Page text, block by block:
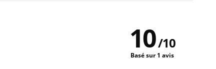
10/10
Basé sur 1 avis